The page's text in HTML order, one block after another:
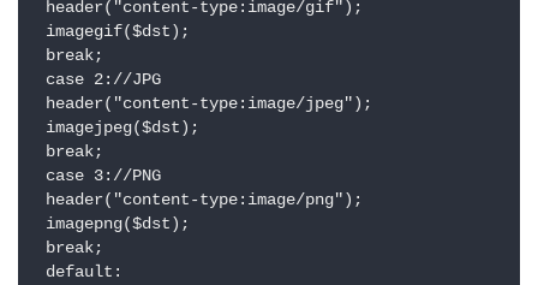
header("content-type:image/gif");
imagegif($dst);
break;
case 2://JPG
header("content-type:image/jpeg");
imagejpeg($dst);
break;
case 3://PNG
header("content-type:image/png");
imagepng($dst);
break;
default: